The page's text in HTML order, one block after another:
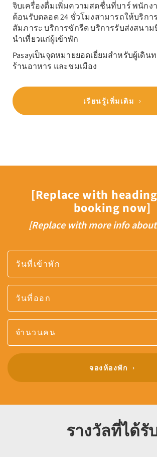
จิบเครื่องดื่มเพิ่มความสดชื่นที่บาร์ พนักง
ต้อนรับตลอด 24 ชั่วโมงสามารถให้บริกา
สัมภาระ บริการซักรีด บริการรับส่งสนาม
นำเที่ยวแก่ผู้เข้าพัก
Pasayเป็นจุดหมายยอดเยี่ยมสำหรับผู้เดิน
ร้านอาหาร และชมเมือง
เรียนรู้เพิ่มเติม
[Replace with
booking now]
[Replace with more info
จองห้องพัก
รางวัลที่ได้รั